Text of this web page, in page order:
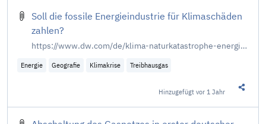
Soll die fossile Energieindustrie für Klimaschäden
zahlen?
https://www.dw.com/de/klima-naturkatastrophe-energie-energieindustrie-klimakrise-klimawandel-kosten/a-70713042
Energie Geografie Klimakrise Treibhausgas
Hinzugefügtvor 1 Jahr